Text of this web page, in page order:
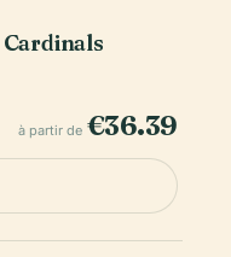
à partir de €36.39